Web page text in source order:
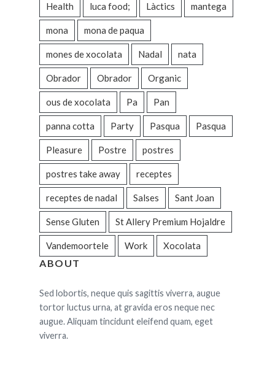
Health luca food; Làctics mantega
mona mona de paqua
mones de xocolata Nadal nata
Obrador Obrador Organic
ous de xocolata Pa Pan
panna cotta Party Pasqua Pasqua
Pleasure Postre postres
postres take away receptes
receptes de nadal Salses Sant Joan
Sense Gluten St Allery Premium Hojaldre
Vandemoortele Work Xocolata
ABOUT
Sed lobortis, neque quis sagittis viverra, augue
tortor luctus urna, at gravida eros neque nec
augue. Aliquam tincidunt eleifend quam, eget
viverra.